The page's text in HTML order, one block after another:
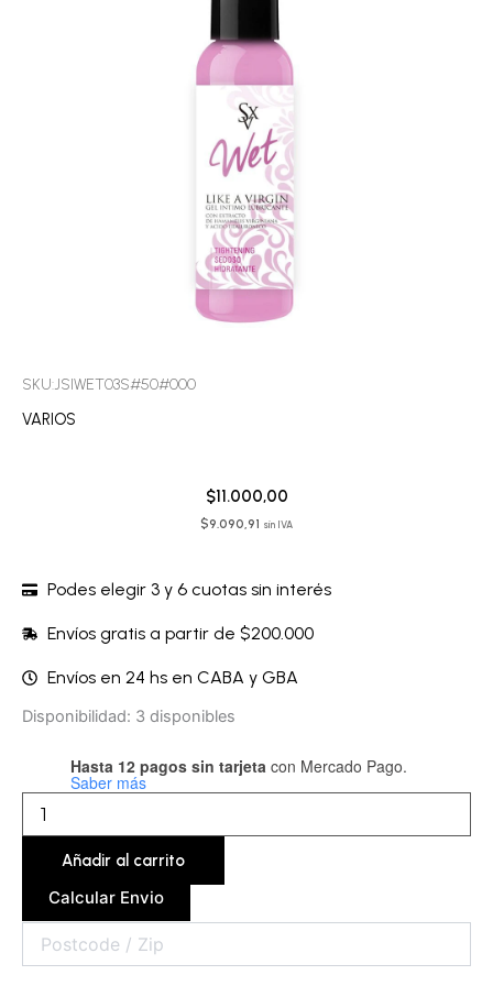
SKU:JSIWET03S#50#000
VARIOS
$11.000,00
$9.090,91 sin IVA
Podes elegir 3 y 6 cuotas sin interés
Envíos gratis a partir de $200.000
Envíos en 24 hs en CABA y GBA
Disponibilidad: 3 disponibles
Hasta 12 pagos sin tarjeta con Mercado Pago.
Saber más
Gel
WET03S50
Añadir al carrito
Calcular Envio